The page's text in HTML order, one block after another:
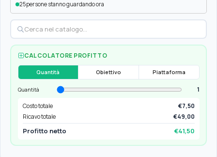
25persone stanno guardando ora
CALCOLATORE PROFITTO
Quantità Obiettivo Piattaforma
Quantità
1
Costo totale
€7,50
Ricavo totale
€49,00
Profitto netto €41,50